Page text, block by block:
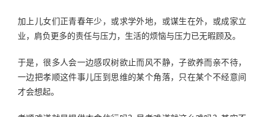
加上儿女们正青春年少，或求学外地，或谋生在外，或成家立
业，肩负更多的责任与压力，生活的烦恼与压力已无暇顾及。
于是，很多人会一边感叹树欲止而风不静，子欲养而亲不待，
一边把孝顺这件事儿压到思维的某个角落，只在某个不经意间
才会想起。